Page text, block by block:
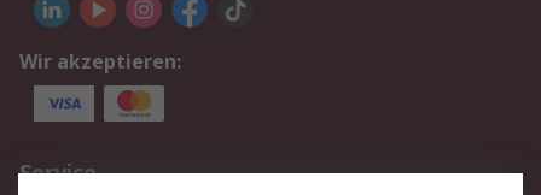
Wir akzeptieren:
Service